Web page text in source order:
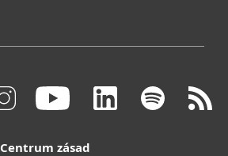
Centrum zásad